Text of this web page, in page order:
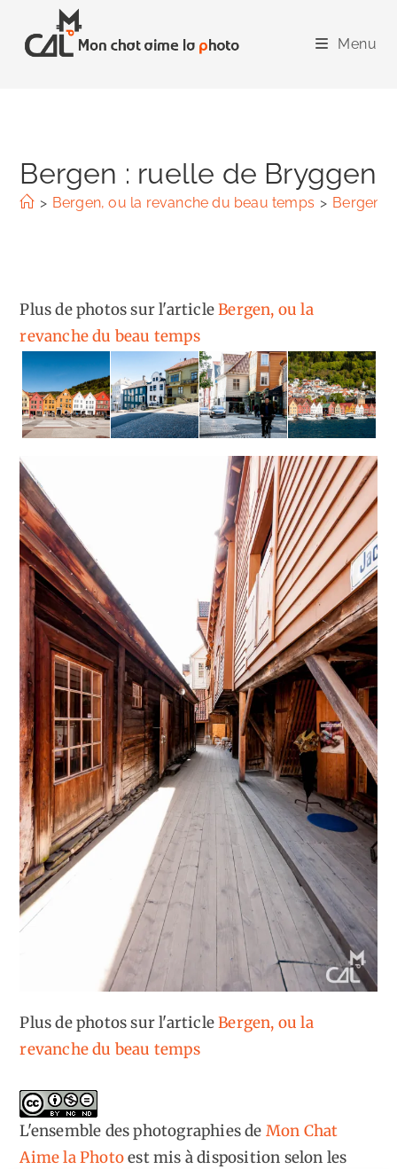
content
Menu
Bergen : ruelle de Bryggen
> Bergen, ou la revanche du beau temps > Bergen :
Plus de photos sur l'articleBergen, ou la
revanche du beau temps
Plus de photos sur l'articleBergen, ou la
revanche du beau temps
L'ensemble des photographiesde Mon Chat
Aime la Photoest mis à disposition selon les